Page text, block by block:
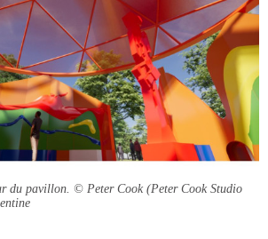
du pavillon. © Peter Cook (Peter Cook Studio